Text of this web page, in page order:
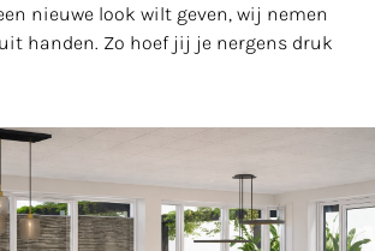
nieuwe look wilt geven, wij nemen
handen. Zo hoef jij je nergens druk